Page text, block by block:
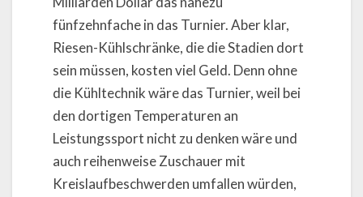
fünfzehnfache in das Turnier. Aber klar,
Riesen-Kühlschränke, die die Stadien dort
sein müssen, kosten viel Geld. Denn ohne
die Kühltechnik wäre das Turnier, weil bei
den dortigen Temperaturen an
Leistungssport nicht zu denken wäre und
auch reihenweise Zuschauer mit
Kreislaufbeschwerden umfallen würden,